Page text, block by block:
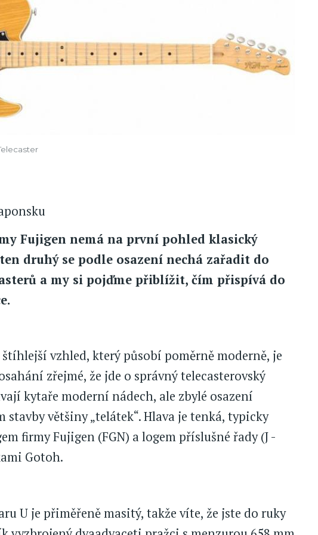
Fujigen nemá na první pohled klasický
druhý se podle osazení nechá zařadit do
a my si pojďme přiblížit, čím přispívá do
štíhlejší vzhled, který působí poměrně moderně, je
zřejmé, že jde o správný telecasterovský
kytaře moderní nádech, ale zbylé osazení
většiny „telátek“. Hlava je tenká, typicky
firmy Fujigen (FGN) a logem příslušné řady (J -
Gotoh.
U je přiměřeně masitý, takže víte, že jste do ruky